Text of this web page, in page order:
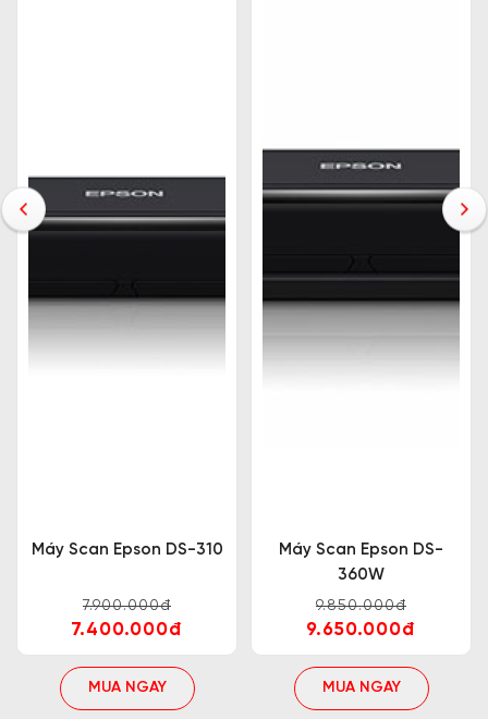
Máy Scan Epson DS-310
7.900.000đ
7.400.000đ
MUA NGAY
Máy Scan Epson DS-
360W
9.850.000đ
9.650.000đ
MUA NGAY